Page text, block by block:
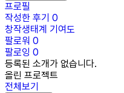
프로필
작성한 후기 0
창작생태계 기여도
팔로워 0
팔로잉 0
등록된 소개가 없습니다.
올린 프로젝트
전체보기